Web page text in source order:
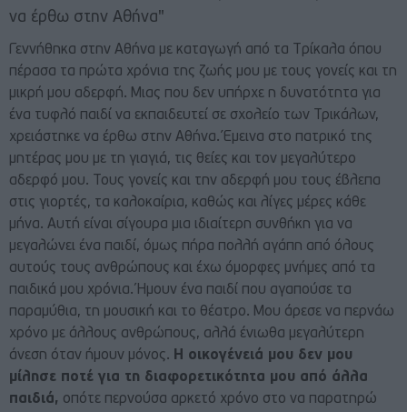
να έρθω στην Αθήνα"
Γεννήθηκα στην Aθήνα με καταγωγή από τα Tρίκαλα όπου
πέρασα τα πρώτα χρόνια της ζωής μου με τους γονείς και τη
μικρή μου αδερφή. Μιας που δεν υπήρχε η δυνατότητα για
ένα τυφλό παιδί να εκπαιδευτεί σε σχολείο των Τρικάλων,
χρειάστηκε να έρθω στην Αθήνα. Έμεινα στο πατρικό της
μητέρας μου με τη γιαγιά, τις θείες και τον μεγαλύτερο
αδερφό μου. Τους γονείς και την αδερφή μου τους έβλεπα
στις γιορτές, τα καλοκαίρια, καθώς και λίγες μέρες κάθε
μήνα. Αυτή είναι σίγουρα μια ιδιαίτερη συνθήκη για να
μεγαλώνει ένα παιδί, όμως πήρα πολλή αγάπη από όλους
αυτούς τους ανθρώπους και έχω όμορφες μνήμες από τα
παιδικά μου χρόνια. Ήμουν ένα παιδί που αγαπούσε τα
παραμύθια, τη μουσική και το θέατρο. Μου άρεσε να περνάω
χρόνο με άλλους ανθρώπους, αλλά ένιωθα μεγαλύτερη
άνεση όταν ήμουν μόνος. Η οικογένειά μου δεν μου
μίλησε ποτέ για τη διαφορετικότητα μου από άλλα
παιδιά, οπότε περνούσα αρκετό χρόνο στο να παρατηρώ